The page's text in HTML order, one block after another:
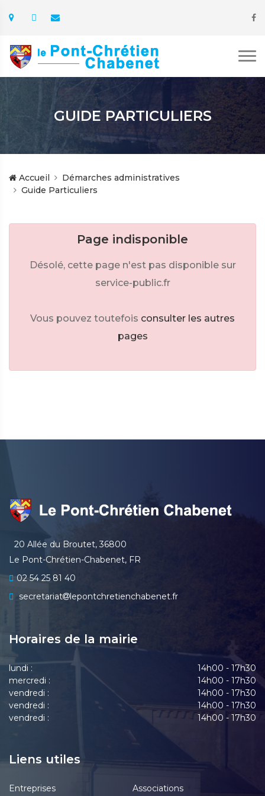
GUIDE PARTICULIERS
Accueil
Démarches administratives
Guide Particuliers
Page indisponible
Désolé, cette page n'est pas disponible sur
service-public.fr
Vous pouvez toutefois consulter les autres
pages
20 Allée du Broutet, 36800
Le Pont-Chrétien-Chabenet, FR
02 54 25 81 40
secretariat
lepontchretienchabenet.fr
Horaires de la mairie
lundi :
14h00 - 17h30
mercredi :
14h00 - 17h30
vendredi :
14h00 - 17h30
vendredi :
14h00 - 17h30
vendredi :
14h00 - 17h30
Liens utiles
Entreprises Associations